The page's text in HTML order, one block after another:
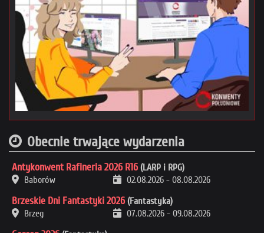
Obecnie trwające wydarzenia
Antykonwent Rafineria 2026 R16 (LARP i RPG)
Baborów
02.08.2026 - 08.08.2026
Brzeskie Dni Fantastyki 2026 (Fantastyka)
Brzeg
07.08.2026 - 09.08.2026